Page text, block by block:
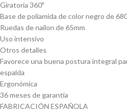
Giratoria 360º
Base de poliamida de color negro de
Ruedas de nailon de 65mm
Uso intensivo
Otros detalles
Favorece una buena postura integral
espalda
Ergonómica
36 meses de garantía
FABRICACIÓN ESPAÑOLA